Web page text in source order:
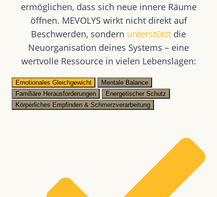
ermöglichen, dass sich neue innere Räume
öffnen. MEVOLYS wirkt nicht direkt auf
Beschwerden, sondern unterstützt die
Neuorganisation deines Systems – eine
wertvolle Ressource in vielen Lebenslagen:
Emotionales Gleichgewicht
Mentale Balance
Familiäre Herausforderungen
Energetischer Schutz
Körperliches Empfinden & Schmerzverarbeitung